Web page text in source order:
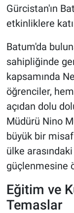
Gürcistan'ın
etkinliklere
Batum'da
sahipliğinde
kapsamında
öğrenciler,
açıdan dolu
Müdürü Nino
büyük bir
ülke
güçlenmesine
Eğitim ve
Temaslar
Yerel
Asayiş
Kültür -
Politika
Magazin
Çevre
Haberde